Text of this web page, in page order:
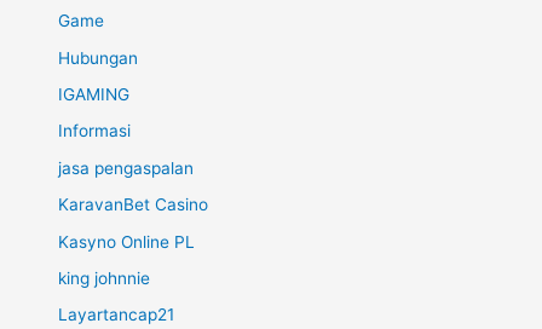
Game
Hubungan
IGAMING
Informasi
jasa pengaspalan
KaravanBet Casino
Kasyno Online PL
king johnnie
Layartancap21